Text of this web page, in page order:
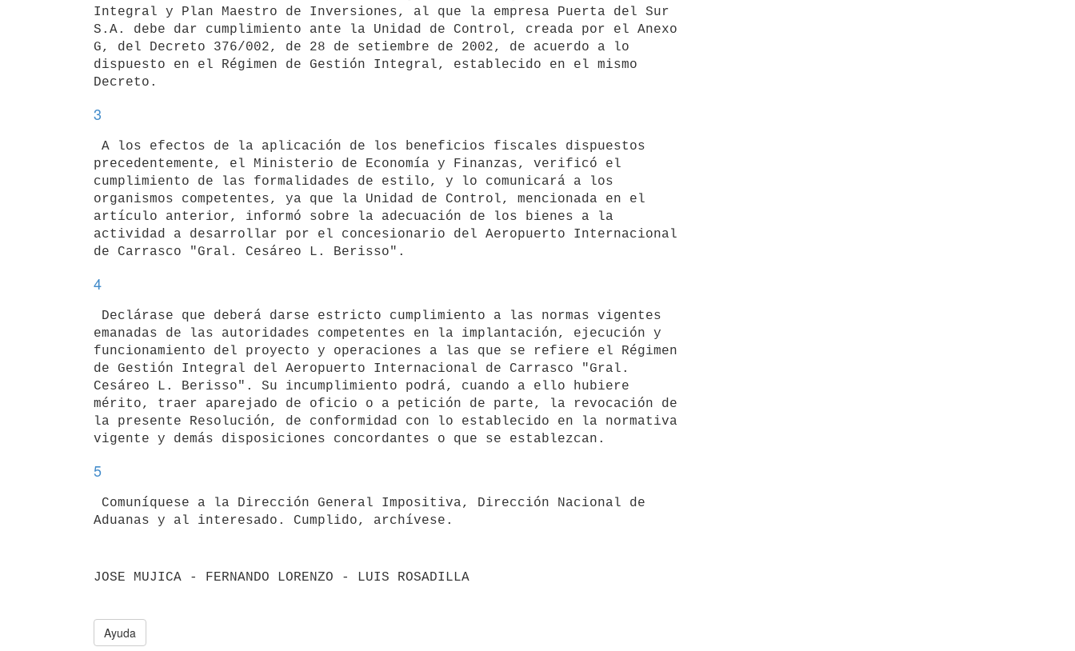
Integral y Plan Maestro de Inversiones, al que la empresa Puerta del Sur
S.A. debe dar cumplimiento ante la Unidad de Control, creada por el Anexo
G, del Decreto 376/002, de 28 de setiembre de 2002, de acuerdo a lo
dispuesto en el Régimen de Gestión Integral, establecido en el mismo
3
precedentemente, el Ministerio de Economía y Finanzas, verificó el
cumplimiento de las formalidades de estilo, y lo comunicará a los
organismos competentes, ya que la Unidad de Control, mencionada en el
artículo anterior, informó sobre la adecuación de los bienes a la
actividad a desarrollar por el concesionario del Aeropuerto Internacional
4
emanadas de las autoridades competentes en la implantación, ejecución y
funcionamiento del proyecto y operaciones a las que se refiere el Régimen
de Gestión Integral del Aeropuerto Internacional de Carrasco "Gral.
Cesáreo L. Berisso". Su incumplimiento podrá, cuando a ello hubiere
mérito, traer aparejado de oficio o a petición de parte, la revocación de
la presente Resolución, de conformidad con lo establecido en la normativa
5
Aduanas y al interesado. Cumplido, archívese.
JOSE MUJICA - FERNANDO LORENZO - LUIS ROSADILLA
Ayuda